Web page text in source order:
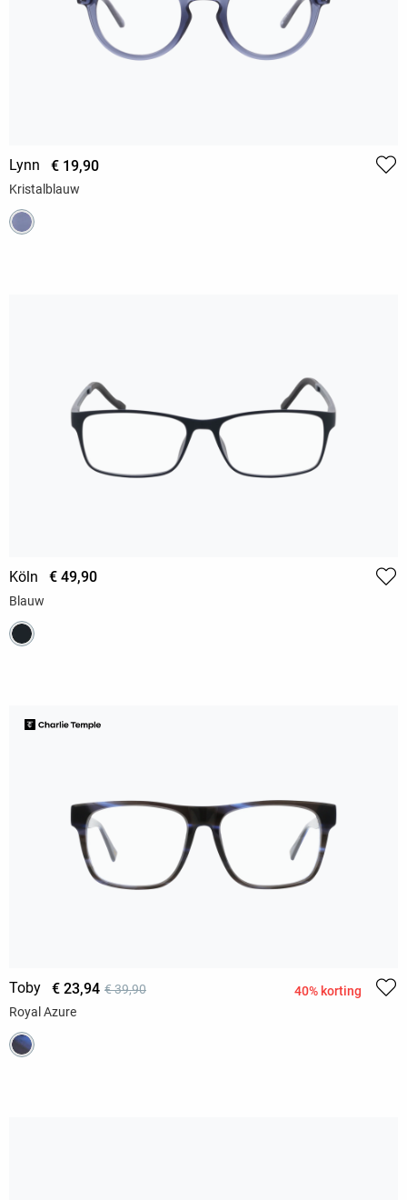
Lynn € 19,90
Kristalblauw
Köln € 49,90
Blauw
Toby € 23,94 € 39,90
40% korting
Royal Azure